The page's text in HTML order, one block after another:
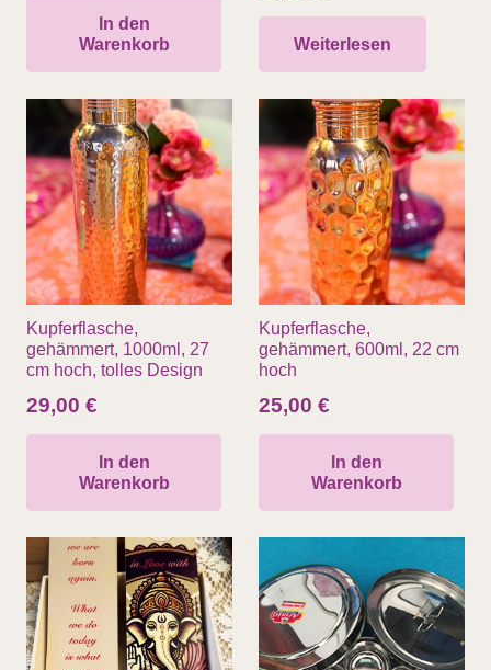
In den
Warenkorb
Weiterlesen
Kupferflasche,
gehämmert, 1000ml, 27
cm hoch, tolles Design
29,00 €
In den
Warenkorb
Kupferflasche,
gehämmert, 600ml, 22 cm
hoch
25,00 €
In den
Warenkorb